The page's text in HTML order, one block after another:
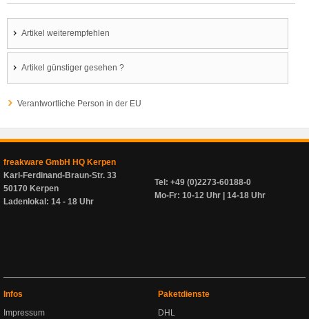
Artikel weiterempfehlen
Artikel günstiger gesehen ?
Verantwortliche Person in der EU
freakware GmbH HQ Kerpen
Karl-Ferdinand-Braun-Str. 33
50170 Kerpen
Ladenlokal: 14 - 18 Uhr
Tel: +49 (0)2273-60188-0
Mo-Fr: 10-12 Uhr | 14-18 Uhr
Infos
Impressum
Paketdienste
DHL